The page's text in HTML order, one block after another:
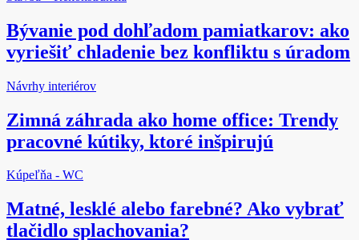
Bývanie pod dohľadom pamiatkarov: ako
vyriešiť chladenie bez konfliktu s úradom
Návrhy interiérov
Zimná záhrada ako home office: Trendy
pracovné kútiky, ktoré inšpirujú
Kúpeľňa - WC
Matné, lesklé alebo farebné? Ako vybrať
tlačidlo splachovania?